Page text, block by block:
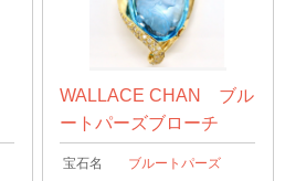
WALLACE CHAN ブル
ートパーズブローチ
宝石名 ブルートパーズ